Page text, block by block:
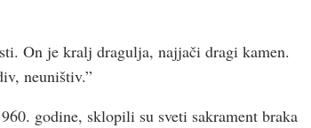
On je kralj dragulja, najjači dragi kamen.
neuništiv.”
godine, sklopili su sveti sakrament braka